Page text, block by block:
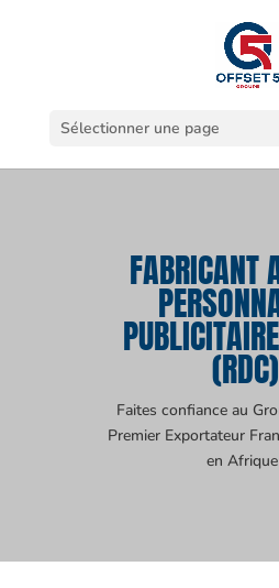
Sélectionner une page
FABRICANT
(RDC)
Faites confiance au
Premier Exportateur
en